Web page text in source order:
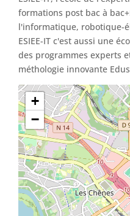
formations post bac à
l'informatique, robotique-
ESIEE-IT c'est aussi une
des programmes experts
méthologie innovante
+
−